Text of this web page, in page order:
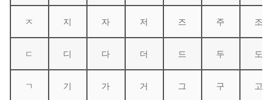
ㅈ 지 자 저 즈 주 조
ㄷ 디 다 더 드 두 도
ㄱ 기 가 거 그 구 고